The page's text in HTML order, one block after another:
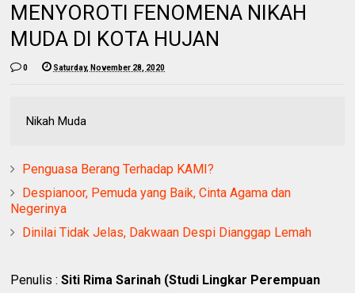
MENYOROTI FENOMENA NIKAH
MUDA DI KOTA HUJAN
0 Saturday, November 28, 2020
Nikah Muda
Penguasa Berang Terhadap KAMI?
Despianoor, Pemuda yang Baik, Cinta Agama dan
Negerinya
Dinilai Tidak Jelas, Dakwaan Despi Dianggap Lemah
Penulis :Siti Rima Sarinah (Studi Lingkar Perempuan